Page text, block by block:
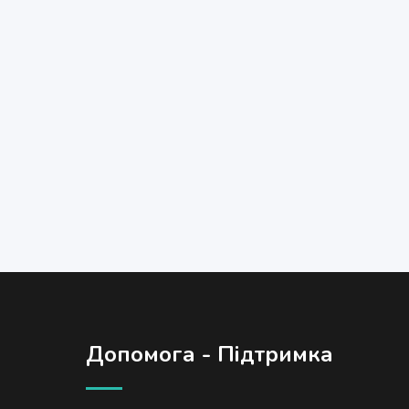
Допомога - Підтримка